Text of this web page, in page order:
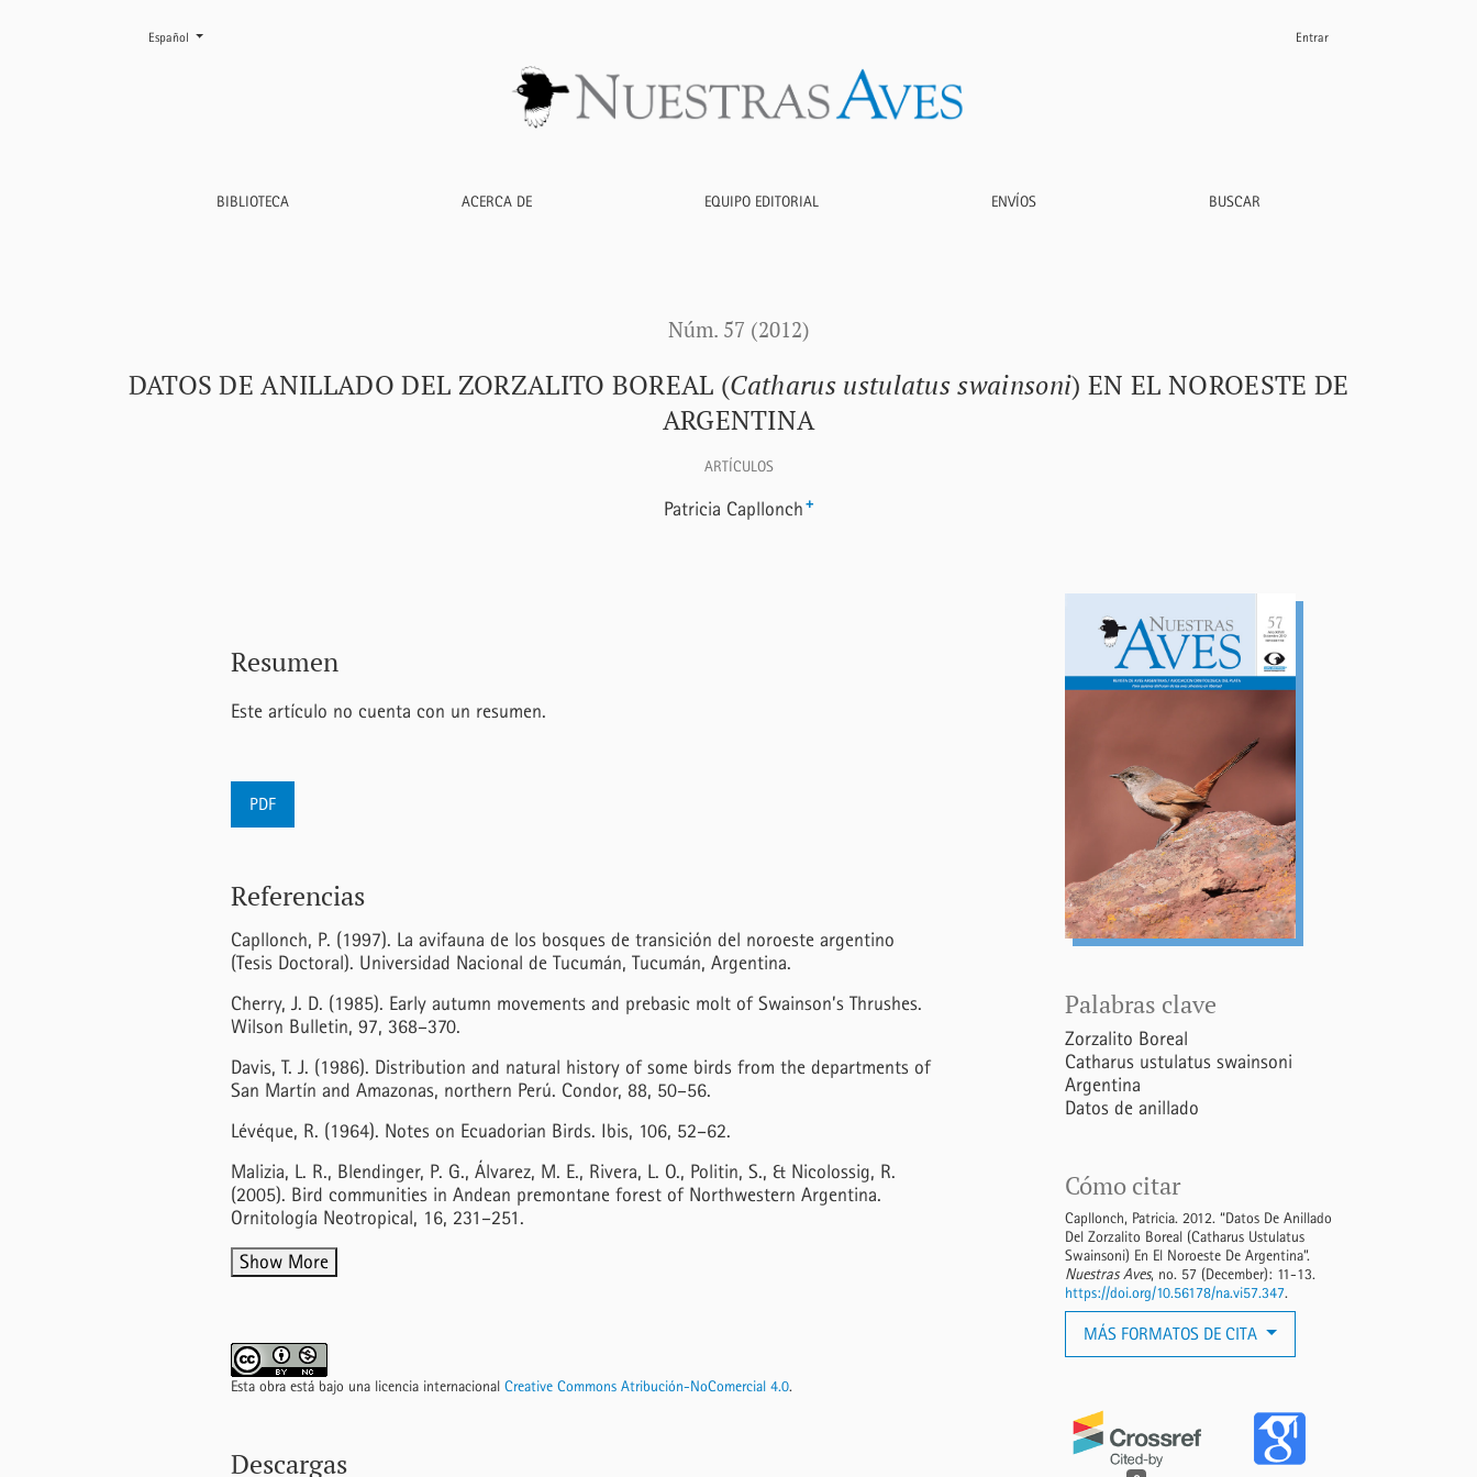
Datos de anillado del Zorzalito Boreal (<i>Catharus ustulatus swainsoni</i>) en el noroeste de Argentina
BIBLIOTECA ACERCA DE EQUIPO EDITORIAL ENVÍOS BUSCAR
Entrar
Cambiar el idioma. El actual es:
Español
Núm. 57 (2012)
DATOS DE ANILLADO DEL ZORZALITO BOREAL (Catharus ustulatus swainsoni) EN EL NOROESTE DE
ARGENTINA
ARTÍCULOS
Patricia Capllonch +
Palabras clave
Zorzalito Boreal
Catharus ustulatus swainsoni
Argentina
Datos de anillado
Cómo citar
Capllonch, Patricia. 2012. “Datos De Anillado
Del Zorzalito Boreal (Catharus Ustulatus
Swainsoni) En El Noroeste De Argentina”.
Nuestras Aves, no. 57 (December): 11-13.
https://doi.org/10.56178/na.vi57.347.
MÁS FORMATOS DE CITA
Resumen
Este artículo no cuenta con un resumen.
PDF
Referencias
Capllonch, P. (1997). La avifauna de los bosques de transición del noroeste argentino
(Tesis Doctoral). Universidad Nacional de Tucumán, Tucumán, Argentina.
Cherry, J. D. (1985). Early autumn movements and prebasic molt of Swainson’s Thrushes.
Wilson Bulletin, 97, 368–370.
Davis, T. J. (1986). Distribution and natural history of some birds from the departments of
San Martín and Amazonas, northern Perú. Condor, 88, 50–56.
Lévéque, R. (1964). Notes on Ecuadorian Birds. Ibis, 106, 52–62.
Malizia, L. R., Blendinger, P. G., Álvarez, M. E., Rivera, L. O., Politin, S., & Nicolossig, R.
(2005). Bird communities in Andean premontane forest of Northwestern Argentina.
Ornitología Neotropical, 16, 231–251.
Show More
Esta obra está bajo una licencia internacional Creative Commons Atribución-NoComercial 4.0.
Descargas